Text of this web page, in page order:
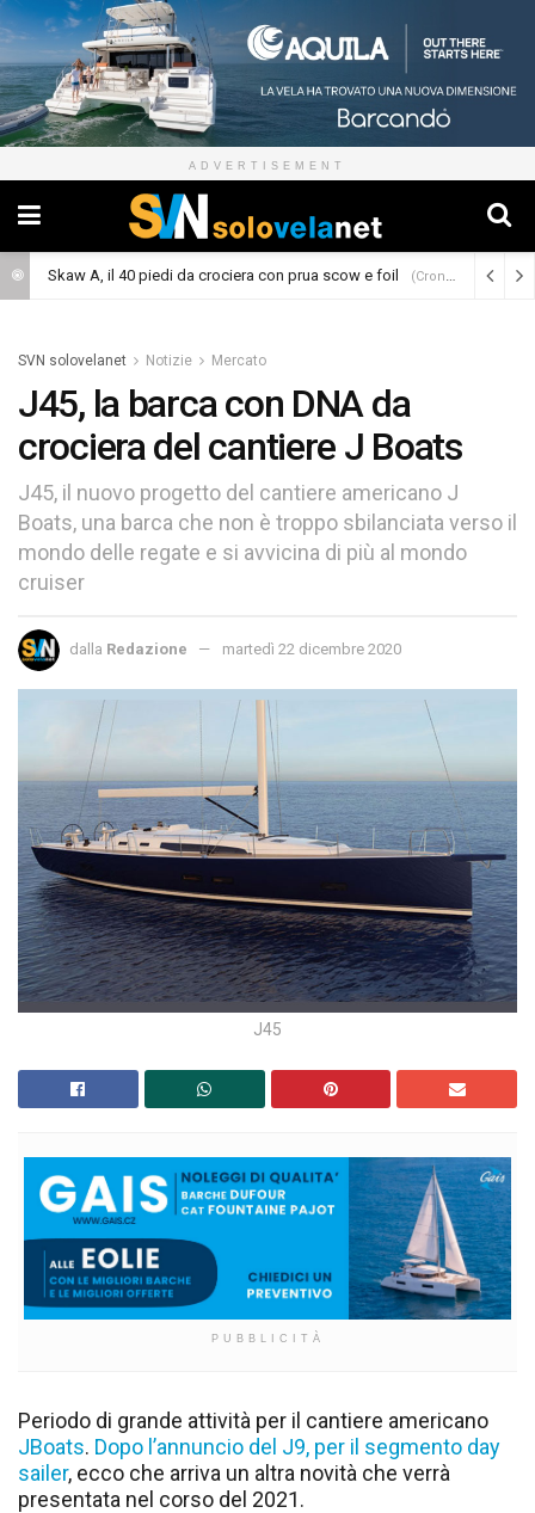
ADVERTISEMENT
Skaw A, il 40 piedi da crociera con prua scow e foil (Cronaca)
SVN solovelanet Notizie Mercato
J45, la barca con DNA da
crociera del cantiere J Boats
J45, il nuovo progetto del cantiere americano J
Boats, una barca che non è troppo sbilanciata verso il
mondo delle regate e si avvicina di più al mondo
cruiser
dalla Redazione martedì 22 dicembre 2020
J45
PUBBLICITÀ
Periodo di grande attività per il cantiere americano
JBoats. Dopo l’annuncio del J9, per il segmento day
sailer, ecco che arriva un altra novità che verrà
presentata nel corso del 2021.